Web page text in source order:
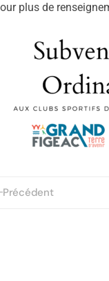
plus de
Précédent